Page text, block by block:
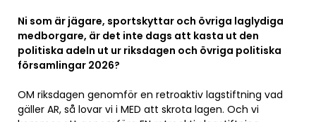
Ni som är jägare, sportskyttar och övriga laglydiga
medborgare, är det inte dags att kasta ut den
politiska adeln ut ur riksdagen och övriga politiska
församlingar 2026?
OM riksdagen genomför en retroaktiv lagstiftning vad
gäller AR, så lovar vi i MED att skrota lagen. Och vi